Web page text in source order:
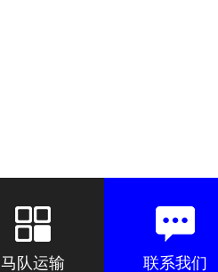
马队运输 联系我们